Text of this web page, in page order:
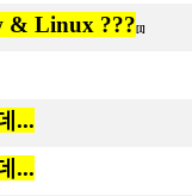
& Linux ??? [1]
...
...